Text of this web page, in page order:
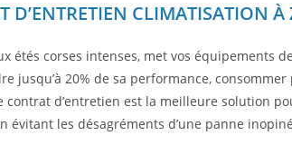
D’ENTRETIEN CLIMATISATION
étés corses intenses, met vos équipements
jusqu’à 20% de sa performance,
contrat d’entretien est la meilleure solution
évitant les désagréments d’une panne